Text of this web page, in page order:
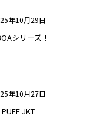
年10月29日
シリーズ！
年10月27日
JKT